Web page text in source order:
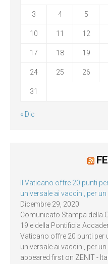
3 4 5
10 11 12
17 18 19
24 25 26
31
« Dic
Il Vaticano offre 20 punti
universale ai vaccini, per
Dicembre 29, 2020
Comunicato Stampa della
19 e della Pontificia
Vaticano offre 20 punti per
universale ai vaccini, per
appeared first on ZENIT -